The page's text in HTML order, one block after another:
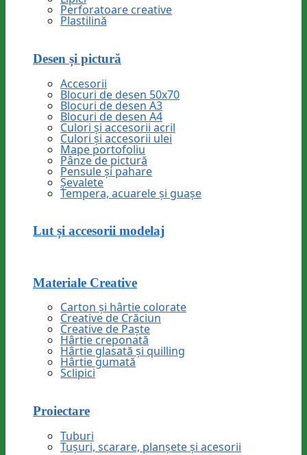
Perforatoare creative
Plastilină
Desen și pictură
Accesorii
Blocuri de desen 50x70
Blocuri de desen A3
Blocuri de desen A4
Culori și accesorii acril
Culori și accesorii ulei
Mape portofoliu
Pânze de pictură
Pensule și pahare
Șevalete
Tempera, acuarele și guașe
Lut și accesorii modelaj
Materiale Creative
Carton și hârtie colorate
Creative de Crăciun
Creative de Paște
Hârtie creponată
Hârtie glasată și quilling
Hârtie gumată
Sclipici
Proiectare
Tuburi
Tușuri, scarare, planșete și acesorii